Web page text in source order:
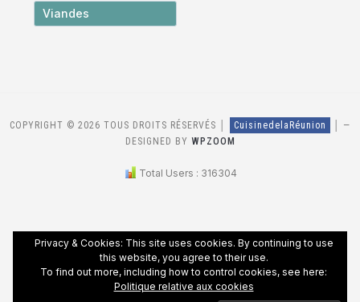
Viandes
COPYRIGHT © 2026 TOUS DROITS RÉSERVÉS │ CuisinedelaRéunion
—
DESIGNED BY WPZOOM
Total Users : 316304
Privacy & Cookies: This site uses cookies. By continuing to use
this website, you agree to their use.
To find out more, including how to control cookies, see here:
Politique relative aux cookies